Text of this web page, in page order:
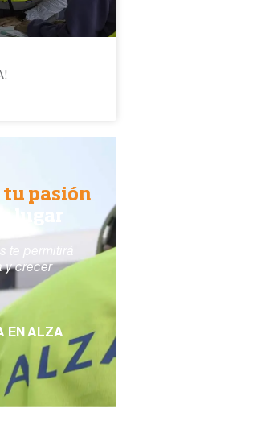
tu pasión
te permitirá
y crecer
EN ALZA